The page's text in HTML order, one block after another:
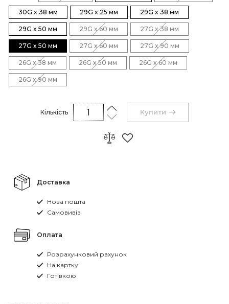
30G x 38 мм 29G x 25 мм 29G x 38 мм
29G x 50 мм 29G x 60 мм 27G x 38 мм
27G x 50 мм 27G x 60 мм 27G x 90 мм
26G x 38 мм 26G x 50 мм 26G x 60 мм
26G x 90 мм
Кількість Купити
Доставка
Нова пошта
Самовивіз
Оплата
Розрахунковий рахунок
На картку
Готівкою